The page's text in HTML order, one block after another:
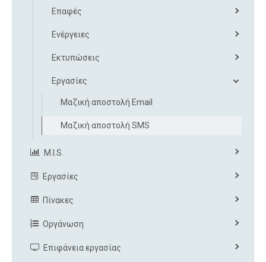
Επαφές
Ενέργειες
Εκτυπώσεις
Εργασίες
Μαζική αποστολή Email
Μαζική αποστολή SMS
M.I.S.
Εργασίες
Πίνακες
Οργάνωση
Επιφάνεια εργασίας